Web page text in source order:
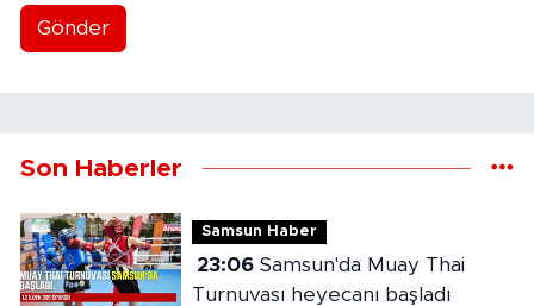
Gönder
Son Haberler
Samsun Haber
23:06Samsun'da Muay Thai
Turnuvası heyecanı başladı